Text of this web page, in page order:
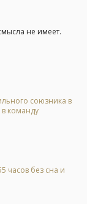
не имеет.
союзника в
команду
часов без сна и